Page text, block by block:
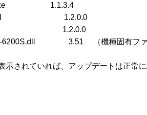
　　　   1.1.3.4
　　　　　　1.2.0.0
　　　　　　1.2.0.0
　　　　3.51　 （機種固有フ
されていれば、アップデートは正常に